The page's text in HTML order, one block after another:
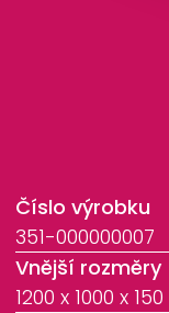
Číslo výrobku
351-000000007
Vnější rozměry
1200 x 1000 x